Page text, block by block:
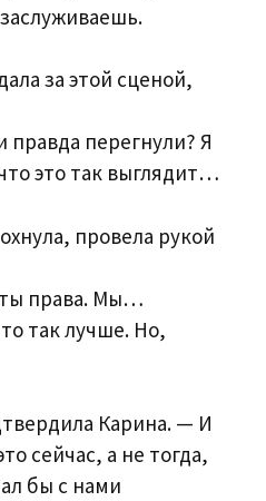
за этой сценой,
перегнули? Я
это так выглядит…
провела рукой
права. Мы…
так лучше. Но,
Карина. — И
сейчас, а не тогда,
бы с нами